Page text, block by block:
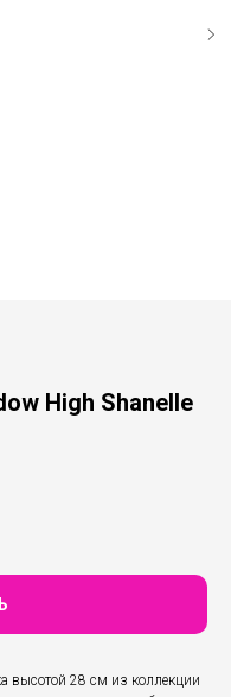
High Shanelle
высотой 28 см из коллекции